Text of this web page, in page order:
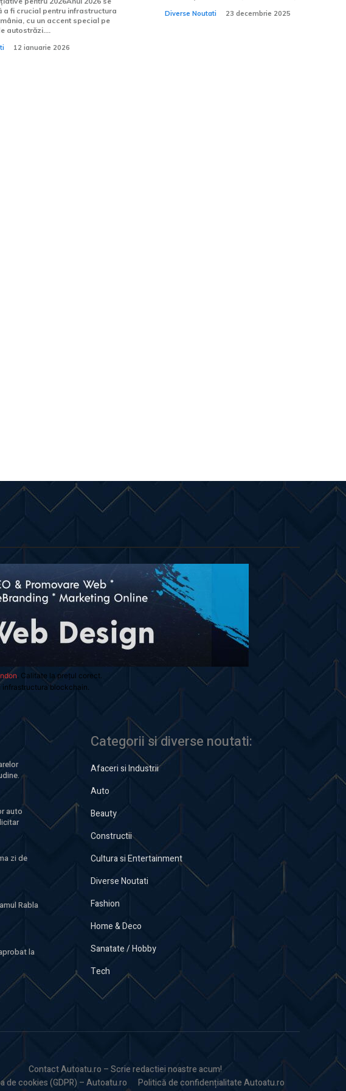
a fi crucial pentru infrastructura
cu un accent special pe
autostrăzi....
12 ianuarie 2026
Diverse Noutati 23 decembrie 2025
. Calitate la prețul corect.
blockchain.
auto
zi de
Rabla
la
Categorii si diverse noutati:
Afaceri si Industrii
Auto
Beauty
Constructii
Cultura si Entertainment
Diverse Noutati
Fashion
Home & Deco
Sanatate / Hobby
Tech
Contact Autoatu.ro – Scrie redactiei noastre acum!
de cookies (GDPR) – Autoatu.ro
Politică de confidențialitate Autoatu.ro